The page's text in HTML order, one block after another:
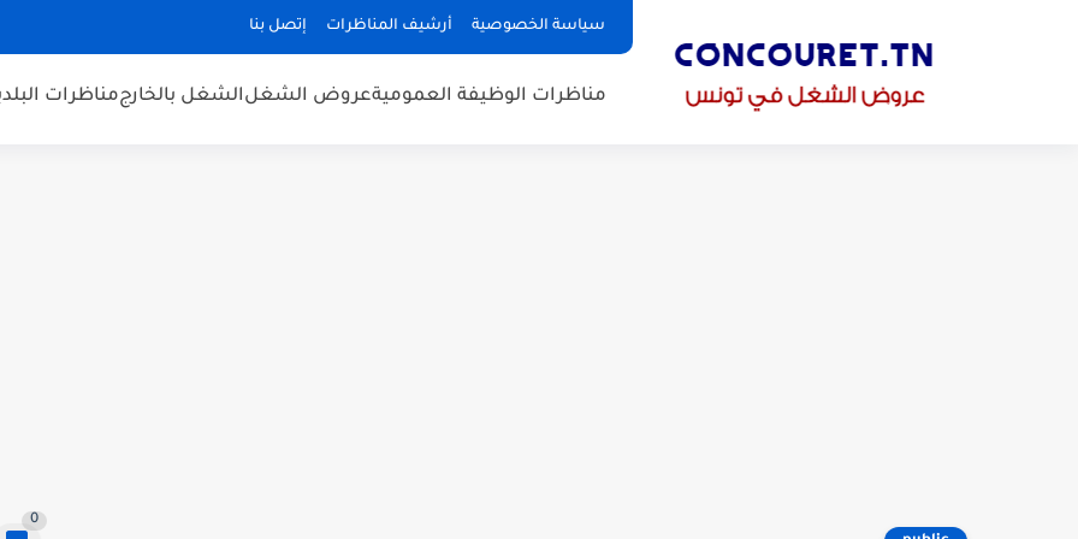
سياسة الخصوصية أرشيف المناظرات إتصل بنا
مناظرات الوظيفة العموميةعروض الشغلالشغل بالخارجمناظرات
0